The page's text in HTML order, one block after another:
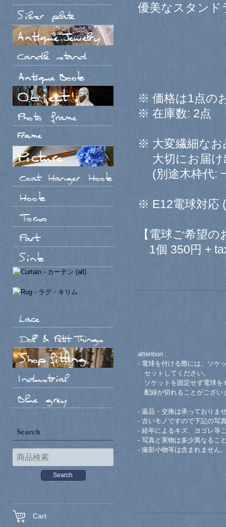
Cart
優美なスタンド
※ 価格は1点の
※ 在庫数: 2点
※ 大変繊細なお
大切にお届け
(別途木枠代:
※ E12電球対応
【電球ご希望の
1個 350円 +
attention :
- 電球を付ける際には、ソケ
セットしてください。
ソケットを固定せず電球を
配線が切れることがござい
- 返品・交換は承っておりま
- 古いモノですので下記の写
- 経年によるキズ、ヨゴレ等
- 写真と実物は多少異なるこ
- 撮影小物等は含まれません